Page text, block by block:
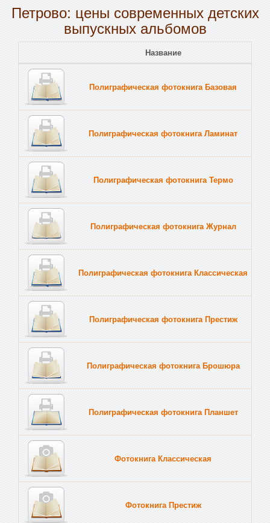
Петрово: цены современных детских
выпускных альбомов
Название
Полиграфическая фотокнига Базовая
Полиграфическая фотокнига Ламинат
Полиграфическая фотокнига Термо
Полиграфическая фотокнига Журнал
Полиграфическая фотокнига Классическая
Полиграфическая фотокнига Престиж
Полиграфическая фотокнига Брошюра
Полиграфическая фотокнига Планшет
Фотокнига Классическая
Фотокнига Престиж